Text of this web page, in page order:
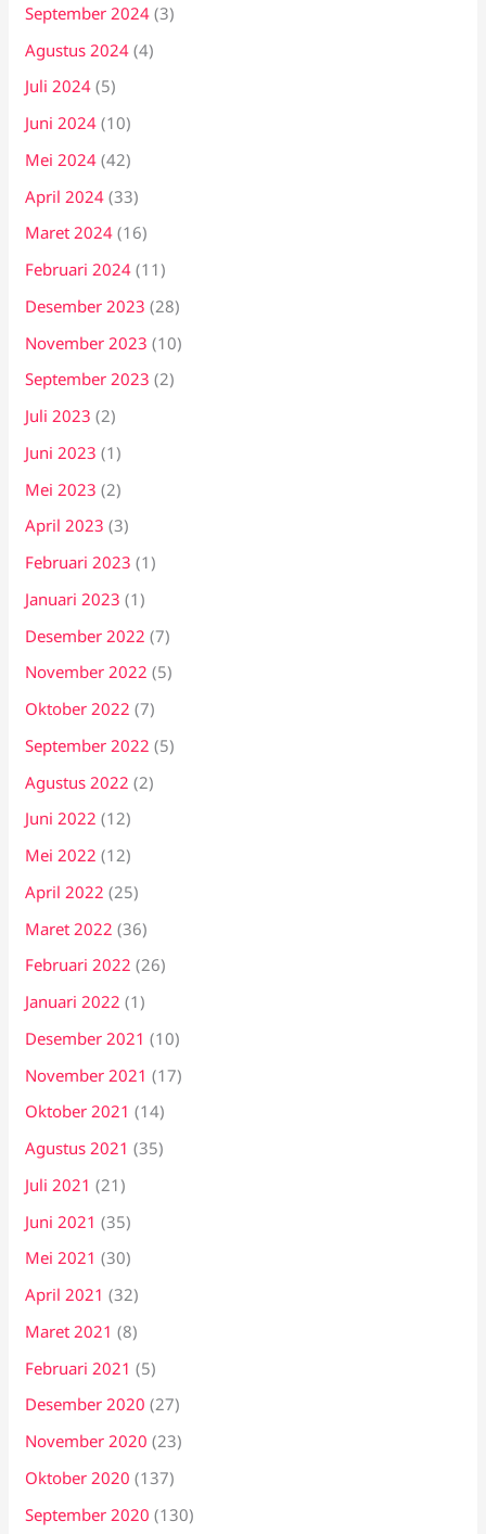
September 2024 (3)
Agustus 2024 (4)
Juli 2024 (5)
Juni 2024 (10)
Mei 2024 (42)
April 2024 (33)
Maret 2024 (16)
Februari 2024 (11)
Desember 2023 (28)
November 2023 (10)
September 2023 (2)
Juli 2023 (2)
Juni 2023 (1)
Mei 2023 (2)
April 2023 (3)
Februari 2023 (1)
Januari 2023 (1)
Desember 2022 (7)
November 2022 (5)
Oktober 2022 (7)
September 2022 (5)
Agustus 2022 (2)
Juni 2022 (12)
Mei 2022 (12)
April 2022 (25)
Maret 2022 (36)
Februari 2022 (26)
Januari 2022 (1)
Desember 2021 (10)
November 2021 (17)
Oktober 2021 (14)
Agustus 2021 (35)
Juli 2021 (21)
Juni 2021 (35)
Mei 2021 (30)
April 2021 (32)
Maret 2021 (8)
Februari 2021 (5)
Desember 2020 (27)
November 2020 (23)
Oktober 2020 (137)
September 2020 (130)